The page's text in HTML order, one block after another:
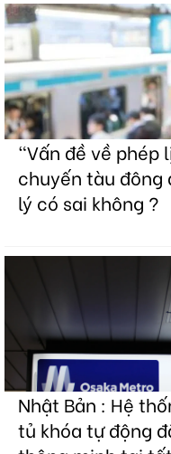
"Vấn đề về phép
chuyến tàu
lý có sai không ?
Nhật Bản : Hệ
tủ khóa tự động